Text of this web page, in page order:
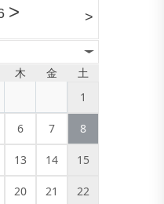
> >
木 金 土
1
6 7 8
13 14 15
20 21 22